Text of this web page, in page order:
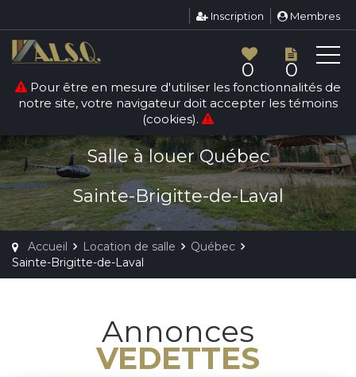
Inscription Membres
0 0
Pour être en mesure d'utiliser les fonctionnalités de
notre site, votre navigateur doit accepter les témoins
(cookies).
LOCATION DE SALLE
SAINTE-BRIGITTE-DE-LAVAL
Salle à louer Québec
Sainte-Brigitte-de-Laval
Accueil Location de salle
Québec
Sainte-Brigitte-de-Laval
Annonces
VEDETTES